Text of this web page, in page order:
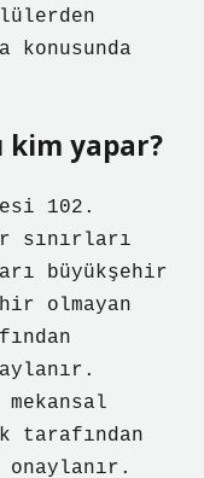
kim yapar?
102.
sınırları
büyükşehir
olmayan
tarafından